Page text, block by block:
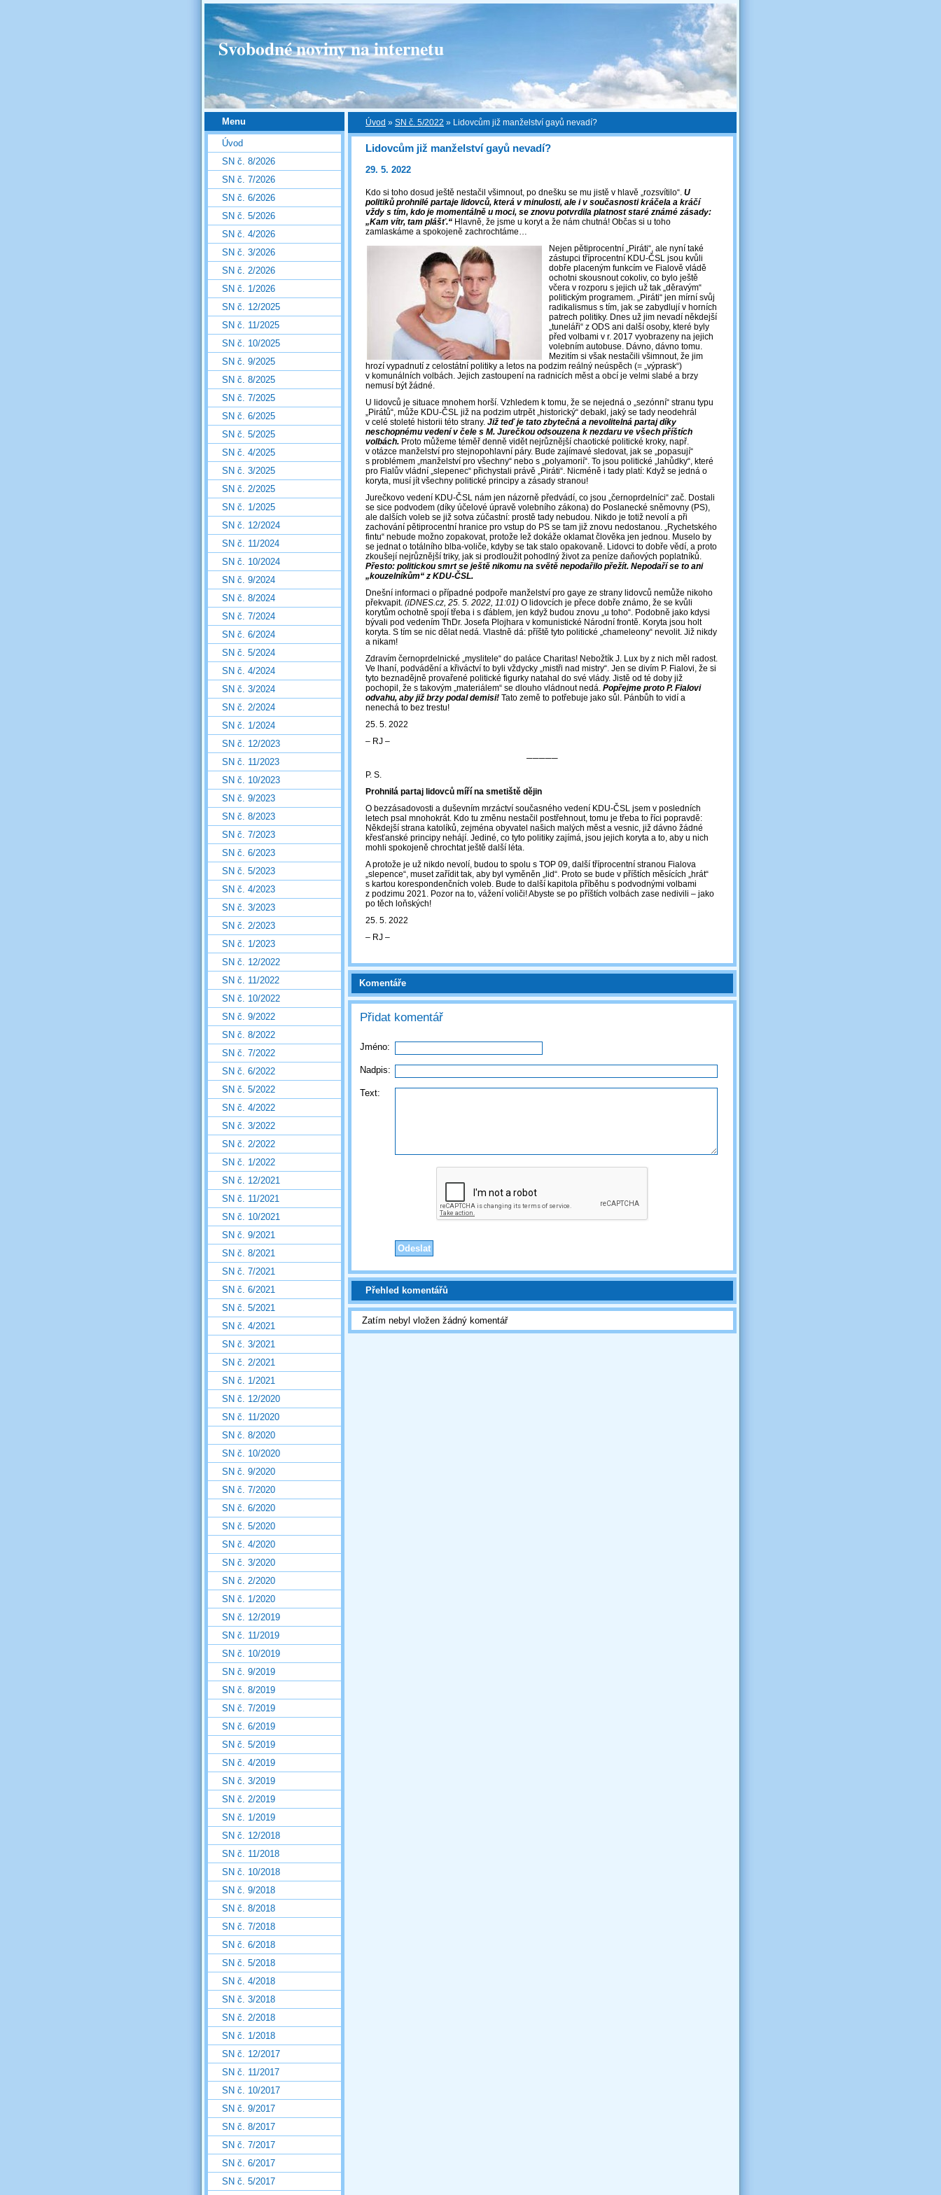
Svobodné noviny na internetu
Úvod » SN č. 5/2022 » Lidovcům již manželství gayů nevadí?
Lidovcům již manželství gayů nevadí?
29. 5. 2022
Kdo si toho dosud ještě nestačil všimnout, po dnešku se mu jistě v hlavě „rozsvítilo“. U
politiků prohnilé partaje lidovců, která v minulosti, ale i v současnosti kráčela a kráčí
vždy s tím, kdo je momentálně u moci, se znovu potvrdila platnost staré známé zásady:
„Kam vítr, tam plášť.“ Hlavně, že jsme u koryt a že nám chutná! Občas si u toho
zamlaskáme a spokojeně zachrochtáme…
Nejen pětiprocentní „Piráti“, ale nyní také
zástupci tříprocentní KDU-ČSL jsou kvůli
dobře placeným funkcím ve Fialově vládě
ochotni skousnout cokoliv, co bylo ještě
včera v rozporu s jejich už tak „děravým“
politickým programem. „Piráti“ jen mírní svůj
radikalismus s tím, jak se zabydlují v horních
patrech politiky. Dnes už jim nevadí někdejší
„tuneláři“ z ODS ani další osoby, které byly
před volbami v r. 2017 vyobrazeny na jejich
volebním autobuse. Dávno, dávno tomu.
Mezitím si však nestačili všimnout, že jim
hrozí vypadnutí z celostátní politiky a letos na podzim reálný neúspěch (= „výprask“)
v komunálních volbách. Jejich zastoupení na radnicích měst a obcí je velmi slabé a brzy
nemusí být žádné.
U lidovců je situace mnohem horší. Vzhledem k tomu, že se nejedná o „sezónní“ stranu typu
„Pirátů“, může KDU-ČSL již na podzim utrpět „historický“ debakl, jaký se tady neodehrál
v celé stoleté historii této strany. Již teď je tato zbytečná a nevolitelná partaj díky
neschopnému vedení v čele s M. Jurečkou odsouzena k nezdaru ve všech příštích
volbách. Proto můžeme téměř denně vidět nejrůznější chaotické politické kroky, např.
v otázce manželství pro stejnopohlavní páry. Bude zajímavé sledovat, jak se „popasují“
s problémem „manželství pro všechny“ nebo s „polyamorií“. To jsou politické „lahůdky“, které
pro Fialův vládní „slepenec“ přichystali právě „Piráti“. Nicméně i tady platí: Když se jedná o
koryta, musí jít všechny politické principy a zásady stranou!
Jurečkovo vedení KDU-ČSL nám jen názorně předvádí, co jsou „černoprdelníci“ zač. Dostali
se sice podvodem (díky účelové úpravě volebního zákona) do Poslanecké sněmovny (PS),
ale dalších voleb se již sotva zúčastní: prostě tady nebudou. Nikdo je totiž nevolí a při
zachování pětiprocentní hranice pro vstup do PS se tam již znovu nedostanou. „Rychetského
fintu“ nebude možno zopakovat, protože lež dokáže oklamat člověka jen jednou. Muselo by
se jednat o totálního blba-voliče, kdyby se tak stalo opakovaně. Lidovci to dobře vědí, a proto
zkoušejí nejrůznější triky, jak si prodloužit pohodlný život za peníze daňových poplatníků.
Přesto: politickou smrt se ještě nikomu na světě nepodařilo přežít. Nepodaří se to ani
„kouzelníkům“ z KDU-ČSL.
Dnešní informaci o případné podpoře manželství pro gaye ze strany lidovců nemůže nikoho
překvapit. (iDNES.cz, 25. 5. 2022, 11:01) O lidovcích je přece dobře známo, že se kvůli
korytům ochotně spojí třeba i s ďáblem, jen když budou znovu „u toho“. Podobně jako kdysi
bývali pod vedením ThDr. Josefa Plojhara v komunistické Národní frontě. Koryta jsou holt
koryta. S tím se nic dělat nedá. Vlastně dá: příště tyto politické „chameleony“ nevolit. Již nikdy
a nikam!
Zdravím černoprdelnické „myslitele“ do paláce Charitas! Nebožtík J. Lux by z nich měl radost.
Ve lhaní, podvádění a křiváctví to byli vždycky „mistři nad mistry“. Jen se divím P. Fialovi, že si
tyto beznadějně provařené politické figurky natahal do své vlády. Jistě od té doby již
pochopil, že s takovým „materiálem“ se dlouho vládnout nedá. Popřejme proto P. Fialovi
odvahu, aby již brzy podal demisi! Tato země to potřebuje jako sůl. Pánbůh to vidí a
nenechá to bez trestu!
25. 5. 2022
‒ RJ ‒
─────
P. S.
Prohnilá partaj lidovců míří na smetiště dějin
O bezzásadovosti a duševním mrzáctví současného vedení KDU-ČSL jsem v posledních
letech psal mnohokrát. Kdo tu změnu nestačil postřehnout, tomu je třeba to říci popravdě:
Někdejší strana katolíků, zejména obyvatel našich malých měst a vesnic, již dávno žádné
křesťanské principy nehájí. Jediné, co tyto politiky zajímá, jsou jejich koryta a to, aby u nich
mohli spokojeně chrochtat ještě další léta.
A protože je už nikdo nevolí, budou to spolu s TOP 09, další tříprocentní stranou Fialova
„slepence“, muset zařídit tak, aby byl vyměněn „lid“. Proto se bude v příštích měsících „hrát“
s kartou korespondenčních voleb. Bude to další kapitola příběhu s podvodnými volbami
z podzimu 2021. Pozor na to, vážení voliči! Abyste se po příštích volbách zase nedivili – jako
po těch loňských!
25. 5. 2022
‒ RJ ‒
Komentáře
Přidat komentář
Jméno:
Nadpis:
Text:
Přehled komentářů
Zatím nebyl vložen žádný komentář
Menu
Úvod
SN č. 8/2026
SN č. 7/2026
SN č. 6/2026
SN č. 5/2026
SN č. 4/2026
SN č. 3/2026
SN č. 2/2026
SN č. 1/2026
SN č. 12/2025
SN č. 11/2025
SN č. 10/2025
SN č. 9/2025
SN č. 8/2025
SN č. 7/2025
SN č. 6/2025
SN č. 5/2025
SN č. 4/2025
SN č. 3/2025
SN č. 2/2025
SN č. 1/2025
SN č. 12/2024
SN č. 11/2024
SN č. 10/2024
SN č. 9/2024
SN č. 8/2024
SN č. 7/2024
SN č. 6/2024
SN č. 5/2024
SN č. 4/2024
SN č. 3/2024
SN č. 2/2024
SN č. 1/2024
SN č. 12/2023
SN č. 11/2023
SN č. 10/2023
SN č. 9/2023
SN č. 8/2023
SN č. 7/2023
SN č. 6/2023
SN č. 5/2023
SN č. 4/2023
SN č. 3/2023
SN č. 2/2023
SN č. 1/2023
SN č. 12/2022
SN č. 11/2022
SN č. 10/2022
SN č. 9/2022
SN č. 8/2022
SN č. 7/2022
SN č. 6/2022
SN č. 5/2022
SN č. 4/2022
SN č. 3/2022
SN č. 2/2022
SN č. 1/2022
SN č. 12/2021
SN č. 11/2021
SN č. 10/2021
SN č. 9/2021
SN č. 8/2021
SN č. 7/2021
SN č. 6/2021
SN č. 5/2021
SN č. 4/2021
SN č. 3/2021
SN č. 2/2021
SN č. 1/2021
SN č. 12/2020
SN č. 11/2020
SN č. 8/2020
SN č. 10/2020
SN č. 9/2020
SN č. 7/2020
SN č. 6/2020
SN č. 5/2020
SN č. 4/2020
SN č. 3/2020
SN č. 2/2020
SN č. 1/2020
SN č. 12/2019
SN č. 11/2019
SN č. 10/2019
SN č. 9/2019
SN č. 8/2019
SN č. 7/2019
SN č. 6/2019
SN č. 5/2019
SN č. 4/2019
SN č. 3/2019
SN č. 2/2019
SN č. 1/2019
SN č. 12/2018
SN č. 11/2018
SN č. 10/2018
SN č. 9/2018
SN č. 8/2018
SN č. 7/2018
SN č. 6/2018
SN č. 5/2018
SN č. 4/2018
SN č. 3/2018
SN č. 2/2018
SN č. 1/2018
SN č. 12/2017
SN č. 11/2017
SN č. 10/2017
SN č. 9/2017
SN č. 8/2017
SN č. 7/2017
SN č. 6/2017
SN č. 5/2017